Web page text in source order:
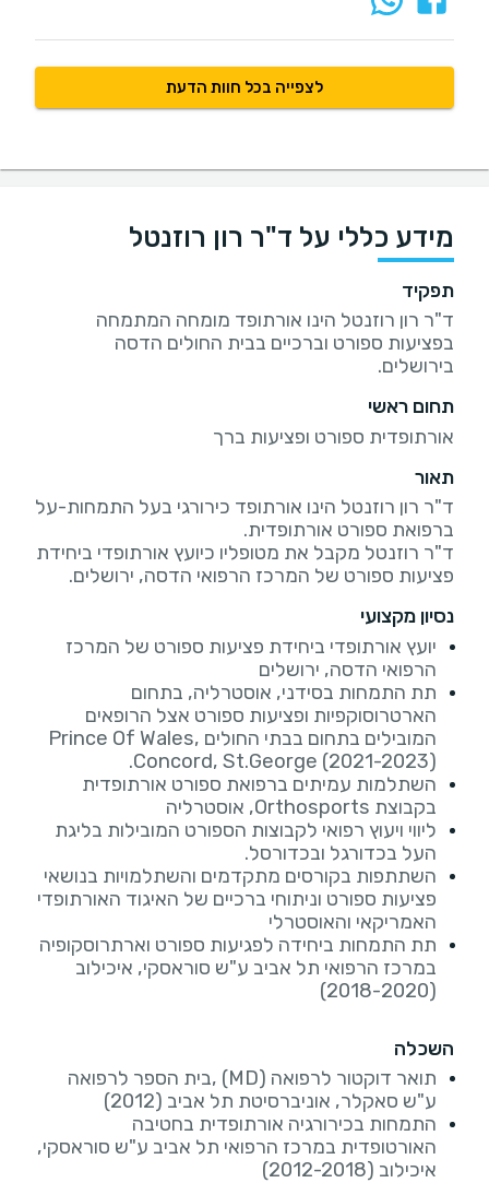
לצפייה בכל חוות הדעת
מידע כללי על ד"ר רון רוזנטל
תפקיד
ד"ר רון רוזנטל הינו אורתופד מומחה המתמחה
בפציעות ספורט וברכיים בבית החולים הדסה
בירושלים.
תחום ראשי
אורתופדית ספורט ופציעות ברך
תאור
ד"ר רון רוזנטל הינו אורתופד כירורגי בעל התמחות-על
ד"ר רוזנטל מקבל את מטופליו כיועץ אורתופדי ביחידת
פציעות ספורט של המרכז הרפואי הדסה, ירושלים.
נסיון מקצועי
יועץ אורתופדי ביחידת פציעות ספורט של המרכז
הרפואי הדסה, ירושלים
תת התמחות בסידני, אוסטרליה, בתחום
הארטרוסוקפיות ופציעות ספורט אצל הרופאים
המובילים בתחום בבתי החולים Prince Of Wales,
Concord, St.George (2021-2023).
השתלמות עמיתים ברפואת ספורט אורתופדית
בקבוצת Orthosports, אוסטרליה
ליווי ויעוץ רפואי לקבוצות הספורט המובילות בליגת
העל בכדורגל ובכדורסל.
השתתפות בקורסים מתקדמים והשתלמויות בנושאי
פציעות ספורט וניתוחי ברכיים של האיגוד האורתופדי
האמריקאי והאוסטרלי
תת התמחות ביחידה לפגיעות ספורט וארתרוסקופיה
במרכז הרפואי תל אביב ע"ש סוראסקי, איכילוב
(2018-2020)
השכלה
תואר דוקטור לרפואה (MD) ,בית הספר לרפואה
ע"ש סאקלר, אוניברסיטת תל אביב (2012)
התמחות בכירורגיה אורתופדית בחטיבה
האורטופדית במרכז הרפואי תל אביב ע"ש סוראסקי,
איכילוב (2012-2018)